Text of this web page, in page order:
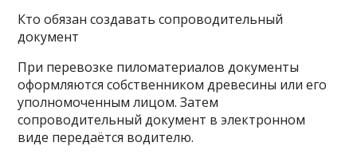
Кто обязан создавать сопроводительный
документ
При перевозке пиломатериалов документы
оформляются собственником древесины или его
уполномоченным лицом. Затем
сопроводительный документ в электронном
виде передаётся водителю.